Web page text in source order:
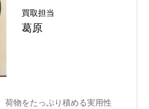
買取担当
葛原
荷物をたっぷり積める実用性